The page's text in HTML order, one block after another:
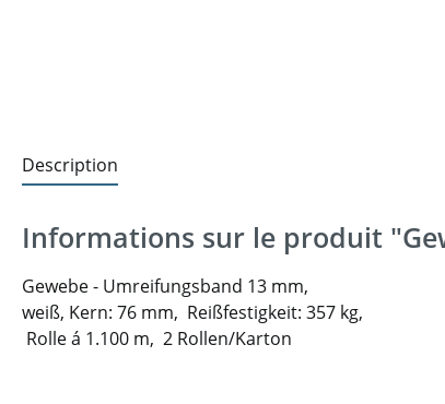
Description
Informations sur le produit
Gewebe - Umreifungsband 13 mm,
weiß, Kern: 76 mm, Reißfestigkeit: 357 kg,
Rolle á 1.100 m, 2 Rollen/Karton